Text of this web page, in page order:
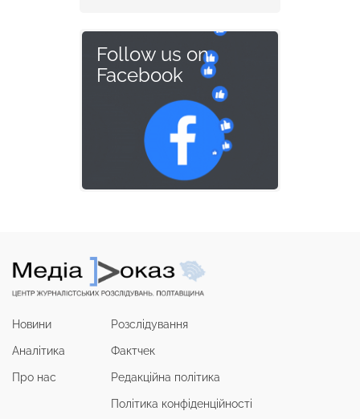
Follow us on
Facebook
Новини
Аналітика
Про нас
Розслідування
Фактчек
Редакційна політика
Політика конфіденційності